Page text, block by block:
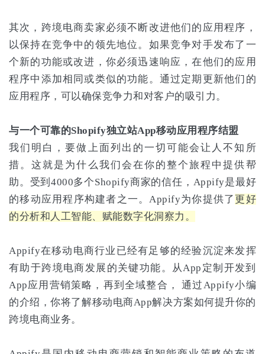
其次，跨境电商卖家必须不断改进他们的应用程序，
以保持在竞争中的领先地位。如果竞争对手发布了一
个新的功能或改进，你必须迅速响应，在他们的应用
程序中添加相同或类似的功能。通过定期更新他们的
应用程序，可以确保竞争力和对客户的吸引力。
与一个可靠的Shopify独立站App移动应用程序结盟
我们明白，要做上面列出的一切可能会让人不知所
措。这就是为什么我们会在你的整个旅程中提供帮
助。受到4000多个Shopify商家的信任，Appify是最好
的移动应用程序构建者之一。Appify为你提供了 更好
的分析和人工智能、赋能数字化洞察力。
Appify在移动电商行业已经有足够的经验沉淀来发挥
有助于跨境电商发展的关键功能。从App定制开发到
App应用营销策略，再到全域整合， 通过Appify小编
的介绍，你将了解移动电商App解决方案如何提升你的
跨境电商业务。